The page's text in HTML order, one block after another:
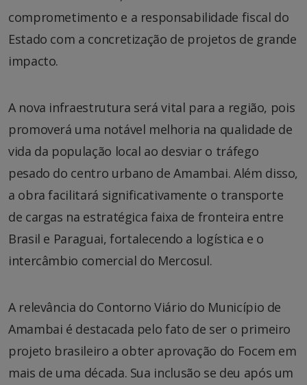
comprometimento e a responsabilidade fiscal do
Estado com a concretização de projetos de grande
impacto.
A nova infraestrutura será vital para a região, pois
promoverá uma notável melhoria na qualidade de
vida da população local ao desviar o tráfego
pesado do centro urbano de Amambai. Além disso,
a obra facilitará significativamente o transporte
de cargas na estratégica faixa de fronteira entre
Brasil e Paraguai, fortalecendo a logística e o
intercâmbio comercial do Mercosul.
A relevância do Contorno Viário do Município de
Amambai é destacada pelo fato de ser o primeiro
projeto brasileiro a obter aprovação do Focem em
mais de uma década. Sua inclusão se deu após um